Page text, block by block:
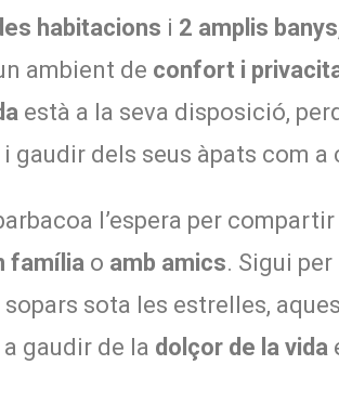
habitacions i 2 amplis banys
ambient de confort i
està a la seva disposició,
gaudir dels seus àpats com a
l’espera per compartir
família o amb amics. Sigui per
sota les estrelles,
gaudir de la dolçor de la vida